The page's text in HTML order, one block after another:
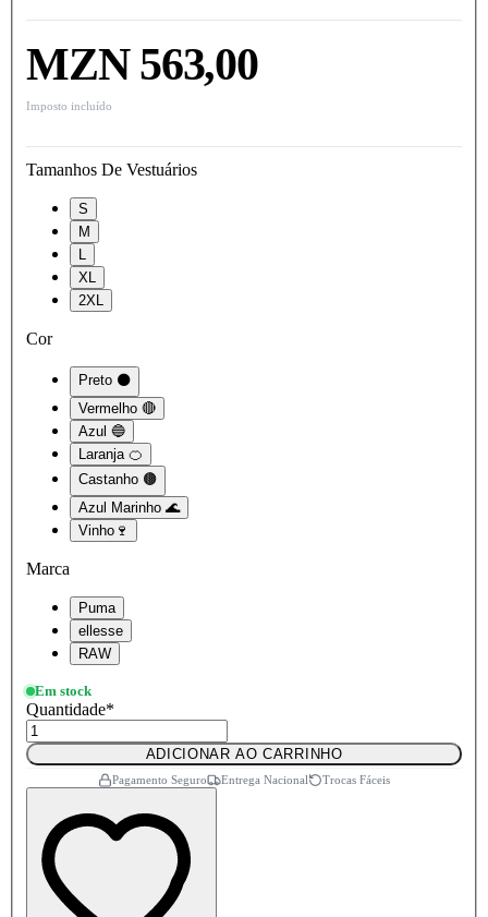
MZN 563,00
Imposto incluído
Tamanhos De Vestuários
S
M
L
XL
2XL
Cor
Preto ⚫
Vermelho 🔴
Azul 🔵
Laranja 🍊
Castanho 🟤
Azul Marinho 🌊
Vinho🍷
Marca
Puma
ellesse
RAW
Em stock
Quantidade*
ADICIONAR AO CARRINHO
Pagamento Seguro Entrega Nacional Trocas Fáceis